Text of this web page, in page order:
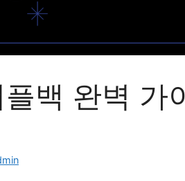
백 완벽 가